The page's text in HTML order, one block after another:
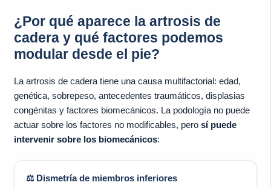
¿Por qué aparece la artrosis de
cadera y qué factores podemos
modular desde el pie?
La artrosis de cadera tiene una causa multifactorial: edad,
genética, sobrepeso, antecedentes traumáticos, displasias
congénitas y factores biomecánicos. La podología no puede
actuar sobre los factores no modificables, pero sí puede
intervenir sobre los biomecánicos:
⚖️ Dismetría de miembros inferiores